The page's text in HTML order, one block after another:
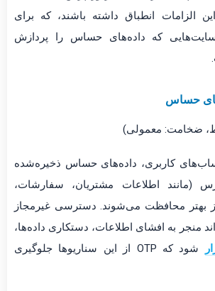
الزامات انطباق داشته باشند، که برای
که داده‌های حساس را پردازش
حساس
ضخامت: معمولی)
کاربری، داده‌های حساس ذخیره‌شده
(مانند اطلاعات مشتریان، سفارشات،
بهتر محافظت می‌شوند. دسترسی غیرمجاز
منجر به افشای اطلاعات، دستکاری داده‌ها،
شود که OTP از این سناریوها جلوگیری